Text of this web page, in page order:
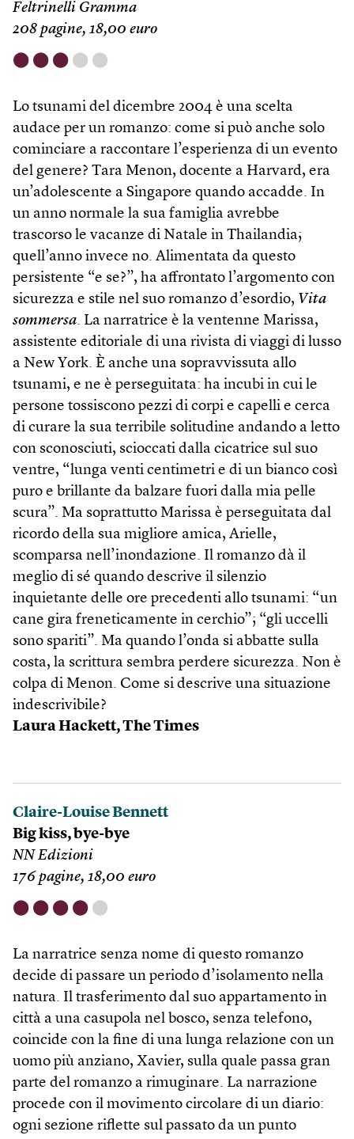
Feltrinelli Gramma
208 pagine, 18,00 euro
⬤ ⬤ ⬤ ⬤ ⬤
Lo tsunami del dicembre 2004 è una scelta
audace per un romanzo: come si può anche solo
cominciare a raccontare l’esperienza di un evento
del genere? Tara Menon, docente a Harvard, era
un’adolescente a Singapore quando accadde. In
un anno normale la sua famiglia avrebbe
trascorso le vacanze di Natale in Thailandia;
quell’anno invece no. Alimentata da questo
persistente “e se?”, ha affrontato l’argomento con
sicurezza e stile nel suo romanzo d’esordio, Vita
sommersa. La narratrice è la ventenne Marissa,
assistente editoriale di una rivista di viaggi di lusso
a New York. È anche una sopravvissuta allo
tsunami, e ne è perseguitata: ha incubi in cui le
persone tossiscono pezzi di corpi e capelli e cerca
di curare la sua terribile solitudine andando a letto
con sconosciuti, scioccati dalla cicatrice sul suo
ventre, “lunga venti centimetri e di un bianco così
puro e brillante da balzare fuori dalla mia pelle
scura”. Ma soprattutto Marissa è perseguitata dal
ricordo della sua migliore amica, Arielle,
scomparsa nell’inondazione. Il romanzo dà il
meglio di sé quando descrive il silenzio
inquietante delle ore precedenti allo tsunami: “un
cane gira freneticamente in cerchio”; “gli uccelli
sono spariti”. Ma quando l’onda si abbatte sulla
costa, la scrittura sembra perdere sicurezza. Non è
colpa di Menon. Come si descrive una situazione
indescrivibile?
Laura Hackett, The Times
Claire-Louise Bennett
Big kiss, bye-bye
NN Edizioni
176 pagine, 18,00 euro
⬤ ⬤ ⬤ ⬤ ⬤
La narratrice senza nome di questo romanzo
decide di passare un periodo d’isolamento nella
natura. Il trasferimento dal suo appartamento in
città a una casupola nel bosco, senza telefono,
coincide con la fine di una lunga relazione con un
uomo più anziano, Xavier, sulla quale passa gran
parte del romanzo a rimuginare. La narrazione
procede con il movimento circolare di un diario:
ogni sezione riflette sul passato da un punto